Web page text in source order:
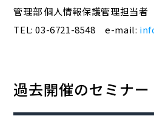
管理部 個人情報保護管理担当者
TEL: 03-6721-8548 e-mail:
過去開催のセミナー